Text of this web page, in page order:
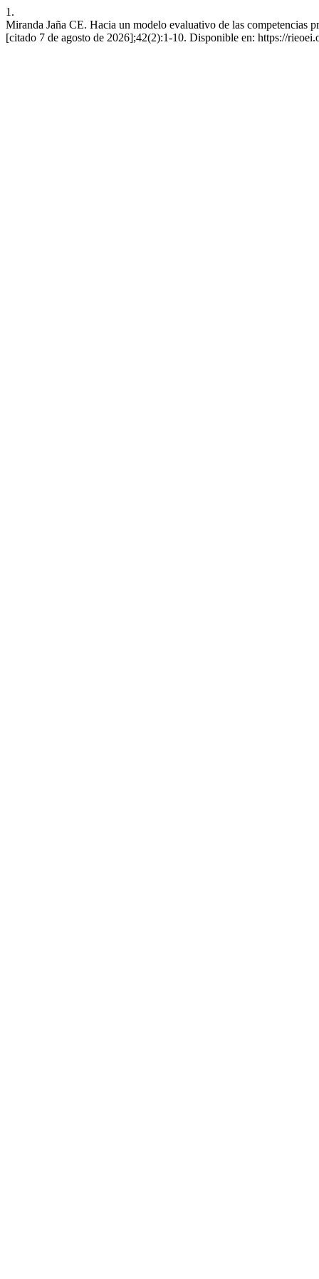
1.
Miranda Jaña CE. Hacia un modelo evaluativo de las competencias
[citado 7 de agosto de 2026];42(2):1-10. Disponible en: https://